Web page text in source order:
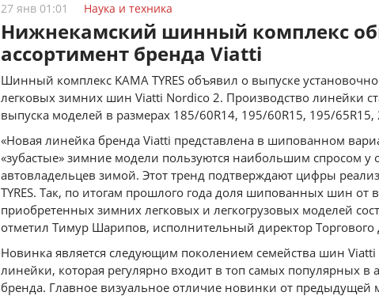
27 янв 01:01 Наука и техника
Нижнекамский шинный комплекс
ассортимент бренда Viatti
Шинный комплекс KAMA TYRES объявил о выпуске
легковых зимних шин Viatti Nordico 2. Производство линейки
выпуска моделей в размерах 185/60R14, 195/60R15, 195/65R15,
«Новая линейка бренда Viatti представлена в шипованном
«зубастые» зимние модели пользуются наибольшим спросом у
автовладельцев зимой. Этот тренд подтверждают цифры
TYRES. Так, по итогам прошлого года доля шипованных шин от
приобретенных зимних легковых и легкогрузовых моделей
отметил Тимур Шарипов, исполнительный директор Торгового
Новинка является следующим поколением семейства шин Viatti
линейки, которая регулярно входит в топ самых популярных в
бренда. Главное визуальное отличие новинки от предыдущей